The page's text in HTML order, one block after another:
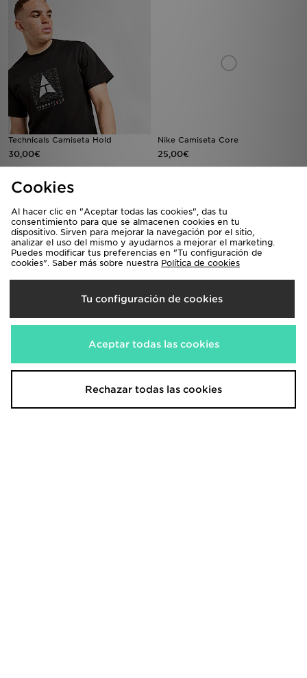
Technicals Camiseta Hold
30,00€
Nike Camiseta Core
25,00€
Dome
Fade
35,00€
Cookies
Al hacer clic en "Aceptar todas las cookies", das tu
consentimiento para que se almacenen cookies en tu
dispositivo. Sirven para mejorar la navegación por el sitio,
analizar el uso del mismo y ayudarnos a mejorar el marketing.
Puedes modificar tus preferencias en "Tu configuración de
cookies". Saber más sobre nuestra Política de cookies
Tu configuración de cookies
Aceptar todas las cookies
Rechazar todas las cookies